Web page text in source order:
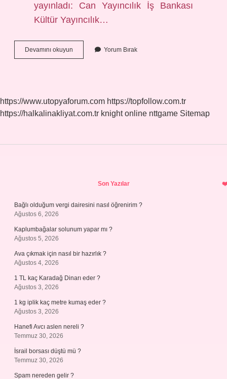
yayınladı: Can Yayıncılık İş Bankası
Kültür Yayıncılık…
Devamını okuyun
Yayınevi
Yorum Bırak
https://www.utopyaforum.com https://topfollow.com.tr
https://halkalinakliyat.com.tr knight online nttgame Sitemap
Son Yazılar
Bağlı olduğum vergi dairesini nasıl öğrenirim ?
Ağustos 6, 2026
Kaplumbağalar solunum yapar mı ?
Ağustos 5, 2026
Ava çıkmak için nasıl bir hazırlık ?
Ağustos 4, 2026
1 TL kaç Karadağ Dinarı eder ?
Ağustos 3, 2026
1 kg iplik kaç metre kumaş eder ?
Ağustos 3, 2026
Hanefi Avcı aslen nereli ?
Temmuz 30, 2026
İsrail borsası düştü mü ?
Temmuz 30, 2026
Spam nereden gelir ?